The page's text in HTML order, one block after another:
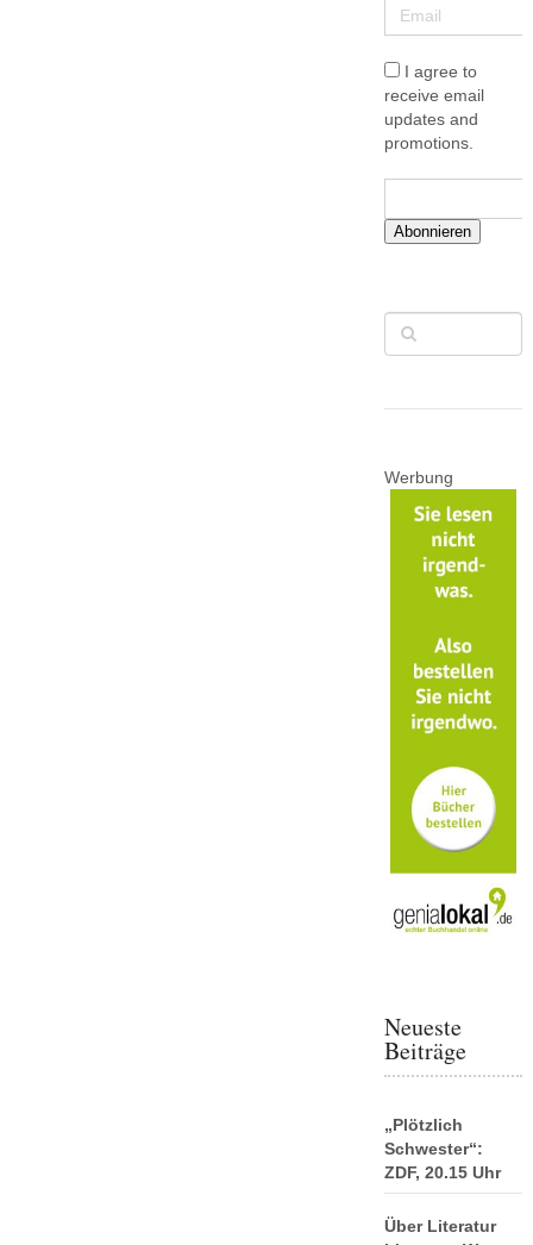
I agree to
receive email
updates and
promotions.
Abonnieren
Werbung
Neueste
Beiträge
„Plötzlich
Schwester“:
ZDF, 20.15 Uhr
Über Literatur